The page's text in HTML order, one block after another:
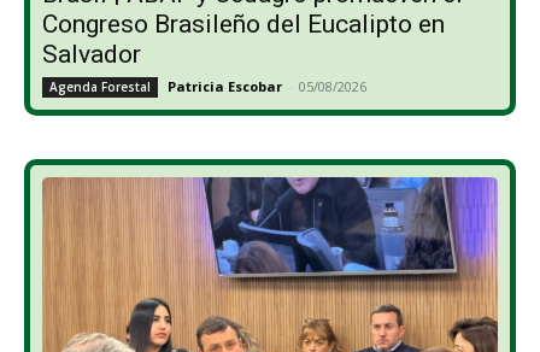
Congreso Brasileño del Eucalipto en
Salvador
Agenda Forestal Patricia Escobar - 05/08/2026